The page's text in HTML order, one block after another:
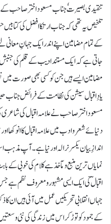
تنقیدی بصیرتٗ جناب مسعود اختر صاحب کے
تلخیص یہ تھی کہ جناب ارتکا افضل کی
کےتمام مضامین اپنے اندرایک جہانِ
جاتی ہے کہ ایک مستندادیب کے قلم کی
مضامین ایسے ہیں جن کو کسی بھی صورت میں
یادِاقبال سیشن کی نظامت کے فرائض
مسعود اختر صاحب نے علامہ اقبال کی
دنیائے شعر و ادب میں علامہ اقبال کا
اندازِ بیان یکسر نرالہ اور نیا ہے ۔ آپ
نمایاں ترین منبع و مآخذ ہے کلام کی خوبی
اقبالؔ کی ایک ایسی مشہور و معروف نظم ہے
جہاں انقلابی تحریکیں عمل میں آئی ہیں ان
کے جمود کو توڑ کر اس میں زندگی کی نئی